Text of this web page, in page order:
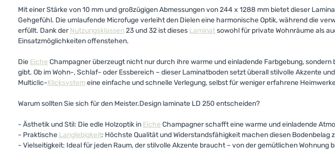
Mit einer Stärke von 10 mm und großzügigen Abmessungen von 244 x 1288 mm bietet dieser
Gehgefühl. Die umlaufende Microfuge verleiht den Dielen eine harmonische Optik, während die
erfüllt. Dank derNutzungsklassen23 und 32 ist dieses Laminatsowohl für private Wohnräume als
Einsatzmöglichkeiten offenstehen.
Die Eiche Champagner überzeugt nicht nur durch ihre warme und einladende Farbgebung,
gibt. Ob im Wohn-, Schlaf- oder Essbereich – dieser Laminatboden setzt überall stilvolle Akzente
Multiclic-Klicksystemeine einfache und schnelle Verlegung, selbst für weniger erfahrene
Warum sollten Sie sich für den Meister.Design laminate LD 250 entscheiden?
- Ästhetik und Stil: Die edle Holzoptik in Eiche Champagner schafft eine warme und einladende
- Praktische Langlebigkeit: Höchste Qualität und Widerstandsfähigkeit machen diesen Bodenbelag
- Vielseitigkeit: Ideal für jeden Raum, der stilvolle Akzente braucht – von der gemütlichen Wohnung